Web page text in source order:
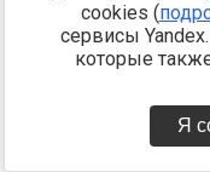
cookies (
сервисы
которые
Я